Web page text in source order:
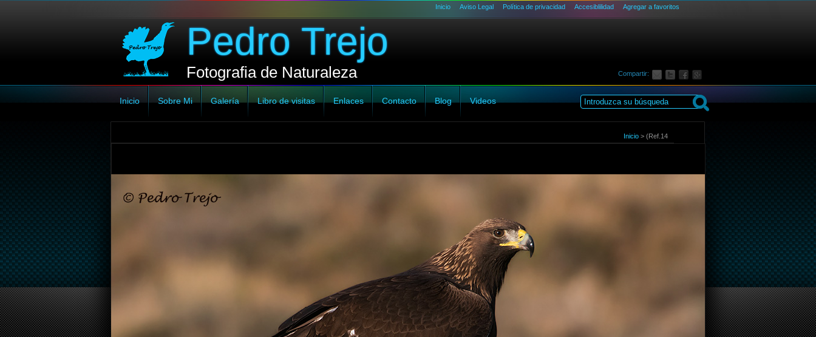
Inicio Aviso Legal Política de privacidad Accesiblilidad Agregar a favoritos
Pedro Trejo
Fotografia de Naturaleza Compartir:
Inicio Sobre Mi Galería Libro de visitas Enlaces Contacto Blog Videos
Inicio > (Ref.14